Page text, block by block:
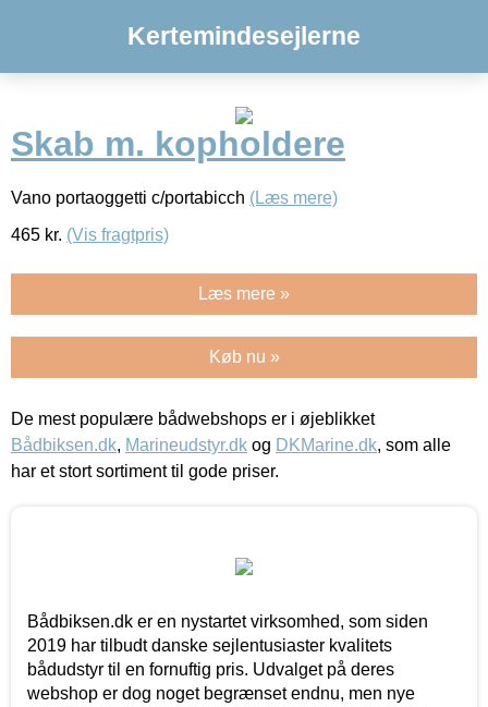
Kertemindesejlerne
Skab m. kopholdere
Vano portaoggetti c/portabicch (Læs mere)
465 kr. (Vis fragtpris)
Læs mere »
Køb nu »
De mest populære bådwebshops er i øjeblikket
Bådbiksen.dk, Marineudstyr.dk og DKMarine.dk, som alle
har et stort sortiment til gode priser.
Bådbiksen.dk er en nystartet virksomhed, som siden
2019 har tilbudt danske sejlentusiaster kvalitets
bådudstyr til en fornuftig pris. Udvalget på deres
webshop er dog noget begrænset endnu, men nye